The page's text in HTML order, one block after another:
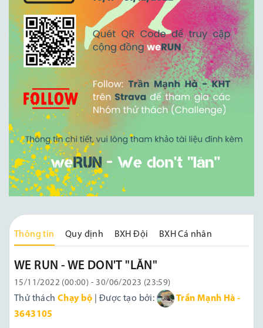
Thông tin Quy định BXH Đội BXH Cá nhân
WE RUN - WE DON'T "LĂN"
15/11/2022 (00:00) - 30/06/2023 (23:59)
Thử thách Chạy bộ | Được tạo bởi:
Trần Mạnh Hà -
3643105